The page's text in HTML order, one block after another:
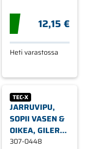
12,15 €
Heti varastossa
TEC-X
JARRUVIPU,
SOPII VASEN &
OIKEA, GILERA
RUNNER,
307-0448